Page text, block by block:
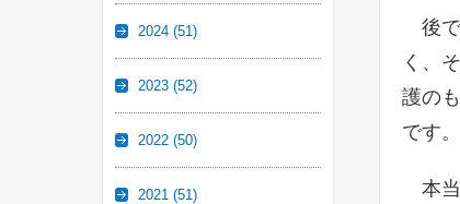
後で
く、
護の
です。
本当
2024(51)
2023(52)
2022(50)
2021(51)